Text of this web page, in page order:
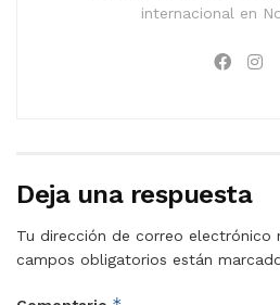
internacional en
Deja una respuesta
Tu dirección de correo electrónico
campos obligatorios están